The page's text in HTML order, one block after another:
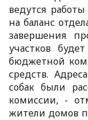
ведутся
на баланс
завершения
участков
бюджетной
средств.
собак были
комиссии, -
жители домов